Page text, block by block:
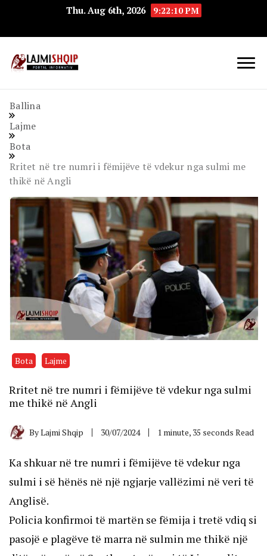
Thu. Aug 6th, 2026 9:22:10 PM
Ballina
Lajme
Bota
Rritet në tre numri i fëmijëve të vdekur nga sulmi me
thikë në Angli
Bota Lajme
Rritet në tre numri i fëmijëve të vdekur nga sulmi
me thikë në Angli
ByLajmi Shqip 30/07/2024 1 minute, 35 seconds Read
Ka shkuar në tre numri i fëmijëve të vdekur nga
sulmi i së hënës në një ngjarje vallëzimi në veri të
Anglisë.
Policia konfirmoi të martën se fëmija i tretë vdiq si
pasojë e plagëve të marra në sulmin me thikë një